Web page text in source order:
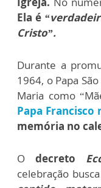
Ela é
Cristo”.
Durante a
1964, o Papa
Maria como
Papa
memória no
Odecreto
celebração busca